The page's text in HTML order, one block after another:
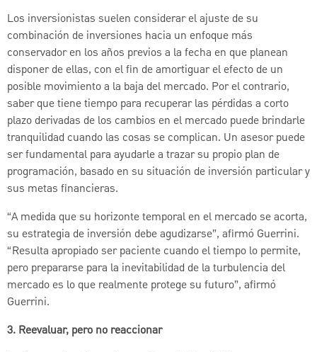
Los inversionistas suelen considerar el ajuste de su
combinación de inversiones hacia un enfoque más
conservador en los años previos a la fecha en que planean
disponer de ellas, con el fin de amortiguar el efecto de un
posible movimiento a la baja del mercado. Por el contrario,
saber que tiene tiempo para recuperar las pérdidas a corto
plazo derivadas de los cambios en el mercado puede brindarle
tranquilidad cuando las cosas se complican. Un asesor puede
ser fundamental para ayudarle a trazar su propio plan de
programación, basado en su situación de inversión particular y
sus metas financieras.
“A medida que su horizonte temporal en el mercado se acorta,
su estrategia de inversión debe agudizarse”, afirmó Guerrini.
“Resulta apropiado ser paciente cuando el tiempo lo permite,
pero prepararse para la inevitabilidad de la turbulencia del
mercado es lo que realmente protege su futuro”, afirmó
Guerrini.
3. Reevaluar, pero no reaccionar